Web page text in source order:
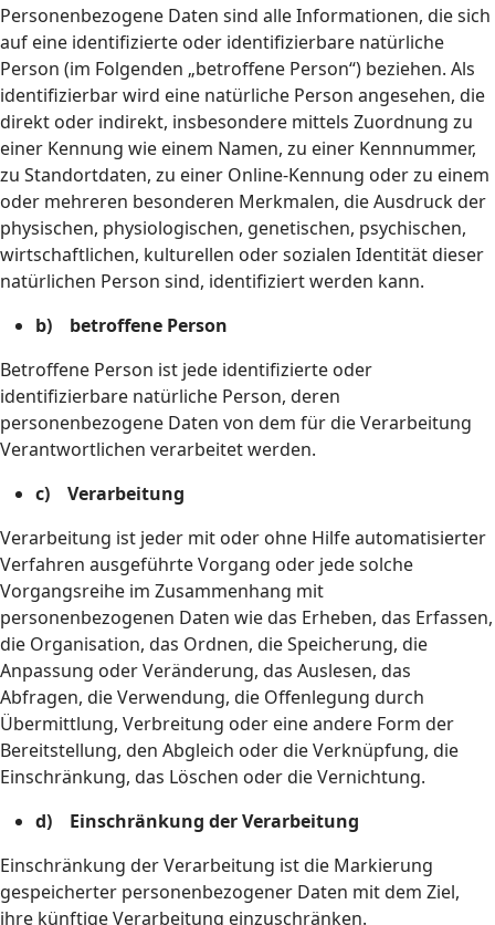
Personenbezogene Daten sind alle Informationen, die sich
auf eine identifizierte oder identifizierbare natürliche
Person (im Folgenden „betroffene Person“) beziehen. Als
identifizierbar wird eine natürliche Person angesehen, die
direkt oder indirekt, insbesondere mittels Zuordnung zu
einer Kennung wie einem Namen, zu einer Kennnummer,
zu Standortdaten, zu einer Online-Kennung oder zu einem
oder mehreren besonderen Merkmalen, die Ausdruck der
physischen, physiologischen, genetischen, psychischen,
wirtschaftlichen, kulturellen oder sozialen Identität dieser
natürlichen Person sind, identifiziert werden kann.
b) betroffene Person
Betroffene Person ist jede identifizierte oder
identifizierbare natürliche Person, deren
personenbezogene Daten von dem für die Verarbeitung
Verantwortlichen verarbeitet werden.
c) Verarbeitung
Verarbeitung ist jeder mit oder ohne Hilfe automatisierter
Verfahren ausgeführte Vorgang oder jede solche
Vorgangsreihe im Zusammenhang mit
personenbezogenen Daten wie das Erheben, das Erfassen,
die Organisation, das Ordnen, die Speicherung, die
Anpassung oder Veränderung, das Auslesen, das
Abfragen, die Verwendung, die Offenlegung durch
Übermittlung, Verbreitung oder eine andere Form der
Bereitstellung, den Abgleich oder die Verknüpfung, die
Einschränkung, das Löschen oder die Vernichtung.
d) Einschränkung der Verarbeitung
Einschränkung der Verarbeitung ist die Markierung
gespeicherter personenbezogener Daten mit dem Ziel,
ihre künftige Verarbeitung einzuschränken.